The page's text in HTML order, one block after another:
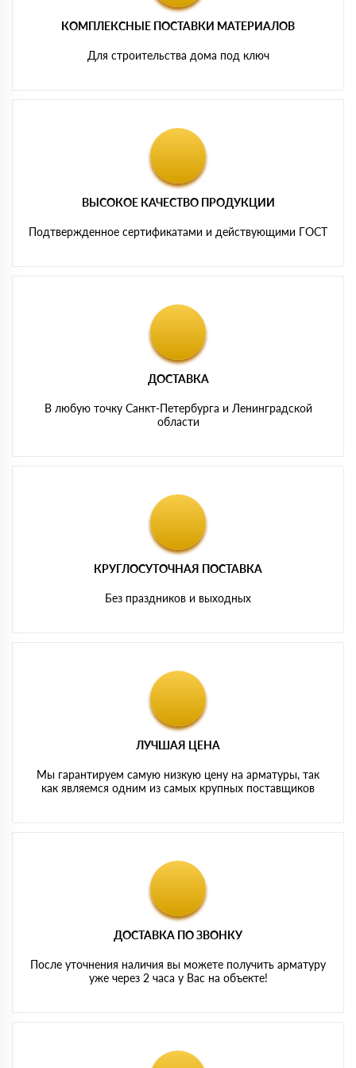
КОМПЛЕКСНЫЕ ПОСТАВКИ МАТЕРИАЛОВ
Для строительства дома под ключ
ВЫСОКОЕ КАЧЕСТВО ПРОДУКЦИИ
Подтвержденное сертификатами и действующими ГОСТ
ДОСТАВКА
В любую точку Санкт-Петербурга и Ленинградской
области
КРУГЛОСУТОЧНАЯ ПОСТАВКА
Без праздников и выходных
ЛУЧШАЯ ЦЕНА
Мы гарантируем самую низкую цену на арматуры, так
как являемся одним из самых крупных поставщиков
ДОСТАВКА ПО ЗВОНКУ
После уточнения наличия вы можете получить арматуру
уже через 2 часа у Вас на объекте!